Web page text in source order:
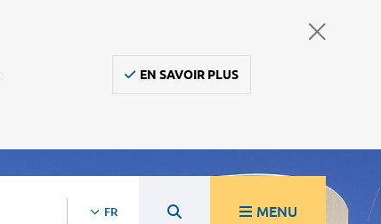
EN SAVOIR PLUS
FR MENU